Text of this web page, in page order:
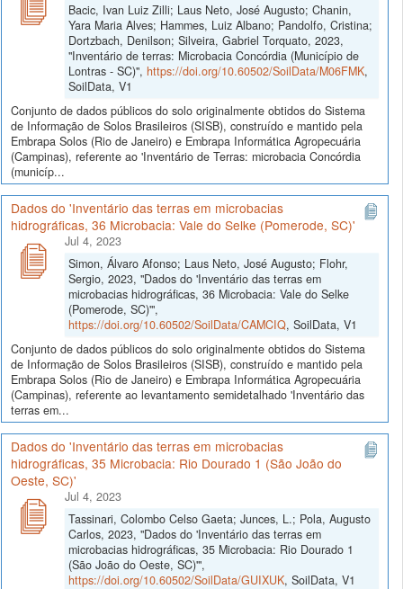
Bacic, Ivan Luiz Zilli; Laus Neto, José Augusto; Chanin,
Yara Maria Alves; Hammes, Luiz Albano; Pandolfo, Cristina;
Dortzbach, Denilson; Silveira, Gabriel Torquato, 2023,
"Inventário de terras: Microbacia Concórdia (Município de
Lontras - SC)", https://doi.org/10.60502/SoilData/M06FMK,
SoilData, V1
Conjunto de dados públicos do solo originalmente obtidos do Sistema
de Informação de Solos Brasileiros (SISB), construído e mantido pela
Embrapa Solos (Rio de Janeiro) e Embrapa Informática Agropecuária
(Campinas), referente ao 'Inventário de Terras: microbacia Concórdia
(municíp...
Dados do 'Inventário das terras em microbacias
hidrográficas, 36 Microbacia: Vale do Selke (Pomerode, SC)'
Jul 4, 2023
Simon, Álvaro Afonso; Laus Neto, José Augusto; Flohr,
Sergio, 2023, "Dados do 'Inventário das terras em
microbacias hidrográficas, 36 Microbacia: Vale do Selke
(Pomerode, SC)'",
https://doi.org/10.60502/SoilData/CAMCIQ, SoilData, V1
Conjunto de dados públicos do solo originalmente obtidos do Sistema
de Informação de Solos Brasileiros (SISB), construído e mantido pela
Embrapa Solos (Rio de Janeiro) e Embrapa Informática Agropecuária
(Campinas), referente ao levantamento semidetalhado 'Inventário das
terras em...
Dados do 'Inventário das terras em microbacias
hidrográficas, 35 Microbacia: Rio Dourado 1 (São João do
Oeste, SC)'
Jul 4, 2023
Tassinari, Colombo Celso Gaeta; Junces, L.; Pola, Augusto
Carlos, 2023, "Dados do 'Inventário das terras em
microbacias hidrográficas, 35 Microbacia: Rio Dourado 1
(São João do Oeste, SC)'",
https://doi.org/10.60502/SoilData/GUIXUK, SoilData, V1